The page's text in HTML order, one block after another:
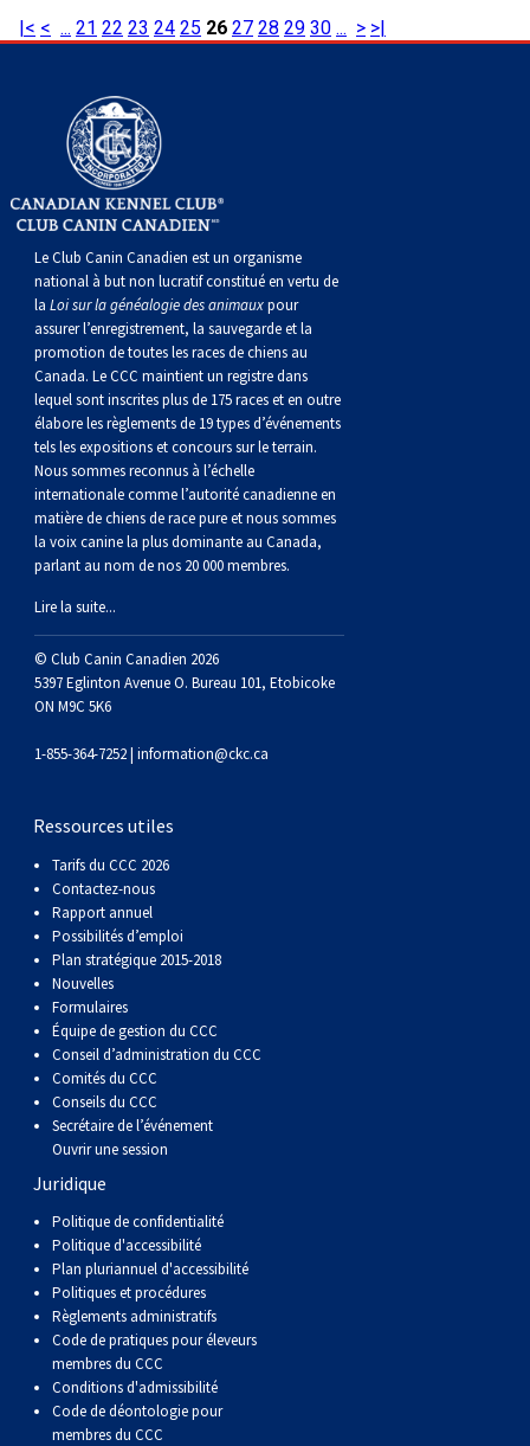
Berger anglais
Berger portugais
Puli
Schapendoes néerlandais
Berger Shetland
Chien d’eau espagnol
Vallhund suédois
Corgi gallois (Cardigan)
Corgi gallois (Pembroke)
Pumi
Lapphund suédois
Chien Ibizan
Norrbottenspets
Elkhound norvégien
Lundehund norvégien
Otterhound
Petit basset griffon vendéen
Pharaoh Hound
Rhodesian ridgeback
Lévrier persan
Shikoku
Whippet
Terrier tibétain
Xoloïtzcuintli (standard)
Setter irlandais
Épagneul d’eau américain
Épagneul bleu de Picardie
Épagneul breton
Épagneul Clumber
Épagneul cocker anglais
Épagneul springer anglais
Épagneul des champs
Épagneul français
Épagneul d’eau irlandais
Épagneul Sussex
Spinone italiano
Vizsla à poil lisse
Vizsla à poil dur
Braque de Weimar
Terrier de Norwich
Terrier chasseur de rat
Terrier Russell
Schnauzer (nain)
Terrier écossais
Terrier Sealyham
Terrier Skye
Terrier wheaten à poil doux
Bull terrier du Staffordshire
Terrier gallois
Terrier blanc du West Highland
Caniche (nain)
Petit chien russe
Terrier à poil soyeux
Fox terrier miniature
Terrier de Manchester nain
Xoloitzcuintli (nain)
Terrier du Yorkshire
Grand bouvier suisse
Hovawart
Chien d’ours de Carélie
Komondor
Kuvasz
Leonberger
Mastiff
Mâtin napolitain
Terre-Neuve
Chien d’eau portugais
Rottweiler
Schnauzer (géant)
Schnauzer (standard)
Husky sibérien
Saint Bernard
Dogue du Tibet
Laika de lakoutie
Top Dogs
|< < ... 21 22 23 24 25 26 27 28 29 30 ... > >|
Le Club Canin Canadien est un organisme
national à but non lucratif constitué en vertu de
la Loi sur la généalogie des animauxpour
assurer l’enregistrement, la sauvegarde et la
promotion de toutes les races de chiens au
Canada. Le CCC maintient un registre dans
lequel sont inscrites plus de 175 races et en outre
élabore les règlements de 19 types d’événements
tels les expositions et concours sur le terrain.
Nous sommes reconnus à l’échelle
internationale comme l’autorité canadienne en
matière de chiens de race pure et nous sommes
la voix canine la plus dominante au Canada,
parlant au nom de nos 20 000 membres.
Lire la suite...
© Club Canin Canadien 2026
5397 Eglinton Avenue O. Bureau 101, Etobicoke
ON M9C 5K6
1-855-364-7252 | information@ckc.ca
Ressources utiles
Tarifs du CCC 2026
Contactez-nous
Rapport annuel
Possibilités d’emploi
Plan stratégique 2015-2018
Nouvelles
Formulaires
Équipe de gestion du CCC
Conseil d’administration du CCC
Comités du CCC
Conseils du CCC
Secrétaire de l’événement
Ouvrir une session
Juridique
Politique de confidentialité
Politique d'accessibilité
Plan pluriannuel d'accessibilité
Politiques et procédures
Règlements administratifs
Code de pratiques pour éleveurs
membres du CCC
Conditions d'admissibilité
Code de déontologie pour
membres du CCC